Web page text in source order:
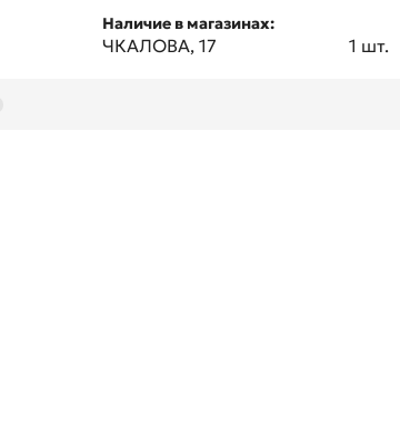
Наличие в магазинах:
ЧКАЛОВА, 17 1 шт.